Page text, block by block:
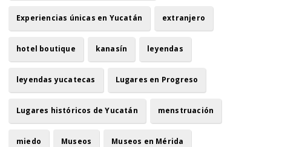
Experiencias únicas en Yucatán extranjero
hotel boutique kanasín leyendas
leyendas yucatecas Lugares en Progreso
Lugares históricos de Yucatán menstruación
miedo Museos Museos en Mérida